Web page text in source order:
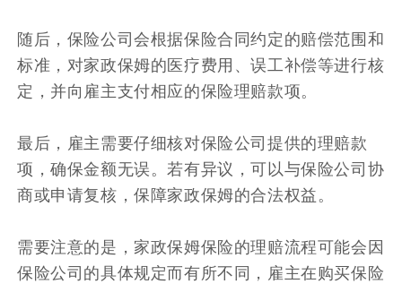
随后，保险公司会根据保险合同约定的赔偿范围和
标准，对家政保姆的医疗费用、误工补偿等进行核
定，并向雇主支付相应的保险理赔款项。
最后，雇主需要仔细核对保险公司提供的理赔款
项，确保金额无误。若有异议，可以与保险公司协
商或申请复核，保障家政保姆的合法权益。
需要注意的是，家政保姆保险的理赔流程可能会因
保险公司的具体规定而有所不同，雇主在购买保险